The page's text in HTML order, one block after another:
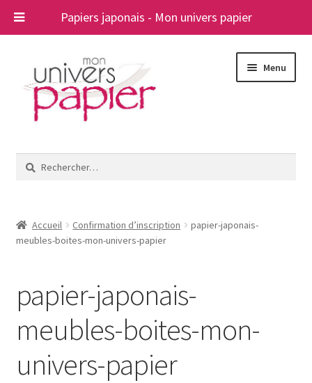
Papiers japonais - Mon univers papier
navigation
contenu
Menu
le
A propos
Rechercher :
Accueil Confirmation d’inscription
papier-japonais-
meubles-boites-mon-univers-papier
papier-japonais-
meubles-boites-mon-
univers-papier